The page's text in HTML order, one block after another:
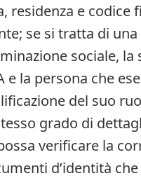
residenza e codice
se si tratta di
sociale, la
e la persona che
del suo
grado di
verificare la
d’identità